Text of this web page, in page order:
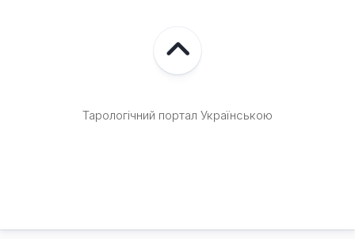
Тарологічний портал Українською